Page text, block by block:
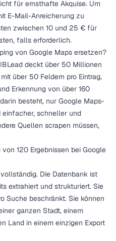
für ernsthafte Akquise. Um
E-Mail-Anreicherung zu
zwischen 10 und 25 € für
falls erforderlich.
von Google Maps ersetzen?
deckt über 50 Millionen
über 50 Feldern pro Eintrag,
Erkennung von über 160
besteht, nur Google Maps-
einfacher, schneller und
Quellen scrapen müssen,
120 Ergebnissen bei Google
Die Datenbank ist
extrahiert und strukturiert. Sie
Suche beschränkt. Sie können
ganzen Stadt, einem
Land in einem einzigen Export